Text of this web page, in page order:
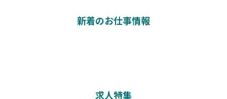
新着のお仕事情報
求人特集